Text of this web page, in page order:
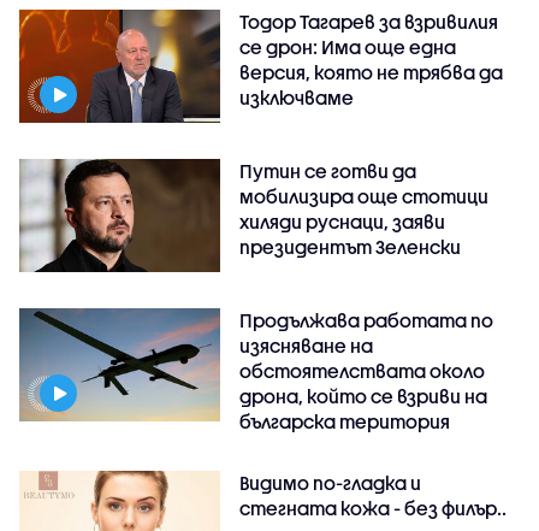
Тодор Тагарев за взривилия
се дрон: Има още една
версия, която не трябва да
изключваме
Путин се готви да
мобилизира още стотици
хиляди руснаци, заяви
президентът Зеленски
Продължава работата по
изясняване на
обстоятелствата около
дрона, който се взриви на
българска територия
Видимо по-гладка и
стегната кожа - без филър..